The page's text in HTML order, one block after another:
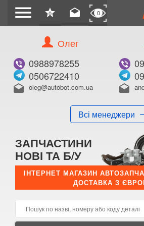
menu star
0 drafts 0
Олег
0988978255
0506722410
drafts oleg@autobot.com.ua
Всі менеджери
drafts
ЗАПЧАСТИНИ
НОВІ ТА Б/У
ІНТЕРНЕТ МАГАЗИН
ДОСТАВКА З
Оригінальний номер:
Примітка:
E-mail:
Телефон: